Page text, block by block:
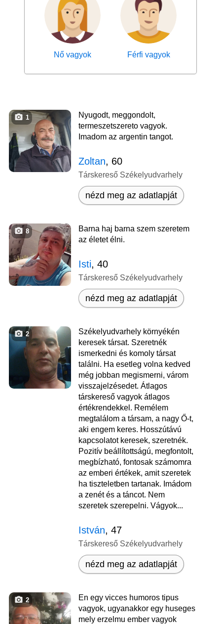
Nő vagyok Férfi vagyok
1
Nyugodt, meggondolt,
termeszetszereto vagyok.
Imadom az argentin tangot.
Zoltan, 60
Társkereső Székelyudvarhely
nézd meg az adatlapját
8
Barna haj barna szem szeretem
az életet élni.
Isti, 40
Társkereső Székelyudvarhely
nézd meg az adatlapját
2
Székelyudvarhely környékén
keresek társat. Szeretnék
ismerkedni és komoly társat
találni. Ha esetleg volna kedved
még jobban megismerni, várom
visszajelzésedet. Átlagos
társkereső vagyok átlagos
értékrendekkel. Remélem
megtalálom a társam, a nagy Ő-t,
aki engem keres. Hosszútávú
kapcsolatot keresek, szeretnék.
Pozitív beállítottságú, megfontolt,
megbízható, fontosak számomra
az emberi értékek, amit szeretek
ha tiszteletben tartanak. Imádom
a zenét és a táncot. Nem
szeretek szerepelni. Vágyok...
István, 47
Társkereső Székelyudvarhely
nézd meg az adatlapját
2
En egy vicces humoros tipus
vagyok, ugyanakkor egy huseges
mely erzelmu ember vagyok